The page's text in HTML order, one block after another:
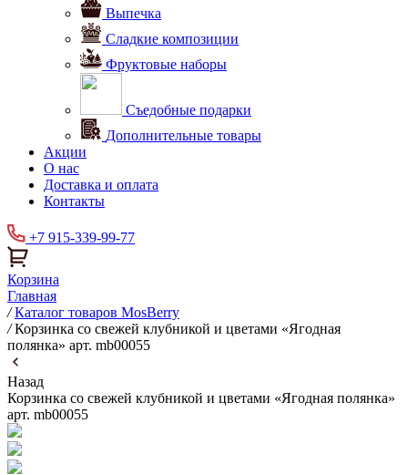
Выпечка
Сладкие композиции
Фруктовые наборы
Съедобные подарки
Дополнительные товары
Акции
О нас
Доставка и оплата
Контакты
+7 915-339-99-77
Корзина
Главная
/ Каталог товаров MosBerry
/ Корзинка со свежей клубникой и цветами «Ягодная
полянка» арт. mb00055
Назад
Корзинка со свежей клубникой и цветами «Ягодная полянка»
арт. mb00055